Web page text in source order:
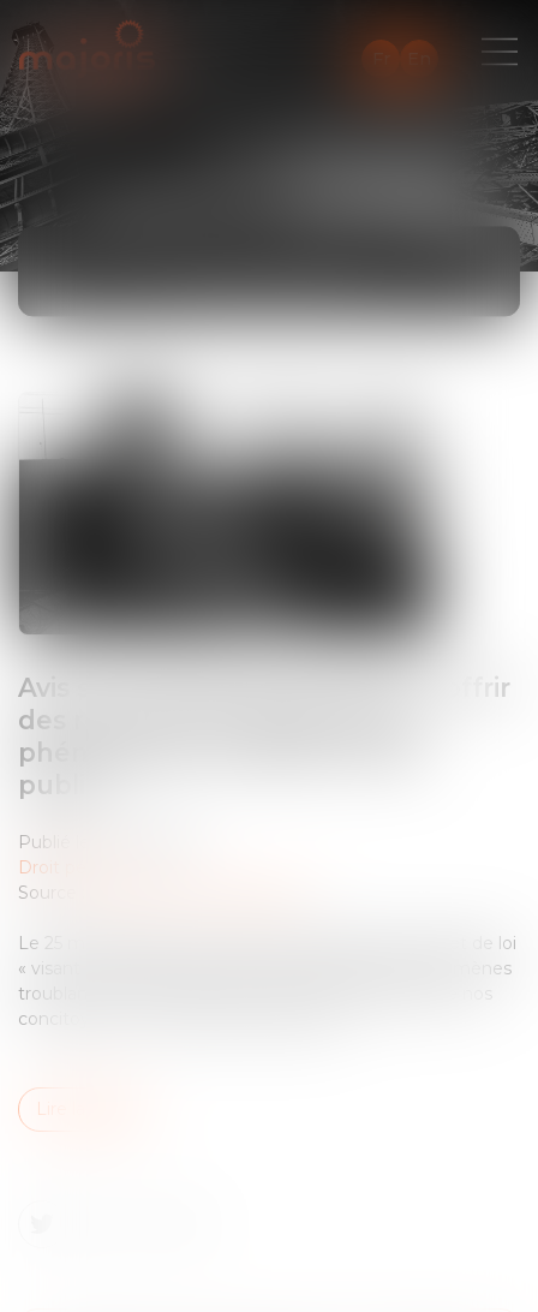
Avis sur le projet de loi "visant à offrir
des réponses immédiates aux
phénomènes troublant l’ordre
public"
Publié le :
Droit pénal
Source :
Le 25 mars 2026, le Gouvernement a déposé le projet de loi
« visant à offrir des réponses immédiates aux phénomènes
troublant l’ordre public, la sécurité et la tranquillité de nos
concitoyens », en procédure accélérée...
Lire la suite